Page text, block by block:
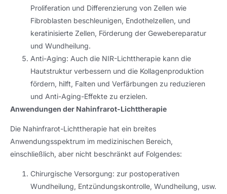
Proliferation und Differenzierung von Zellen wie
Fibroblasten beschleunigen, Endothelzellen, und
keratinisierte Zellen, Förderung der Gewebereparatur
und Wundheilung.
Anti-Aging: Auch die NIR-Lichttherapie kann die
Hautstruktur verbessern und die Kollagenproduktion
fördern, hilft, Falten und Verfärbungen zu reduzieren
und Anti-Aging-Effekte zu erzielen.
Anwendungen der Nahinfrarot-Lichttherapie
Die Nahinfrarot-Lichttherapie hat ein breites
Anwendungsspektrum im medizinischen Bereich,
einschließlich, aber nicht beschränkt auf Folgendes:
Chirurgische Versorgung: zur postoperativen
Wundheilung, Entzündungskontrolle, Wundheilung, usw.